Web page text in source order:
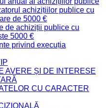
achizițiilor publice cu
de 5000 €
de achiziții publice cu
5000 €
privind execuția
AVERE ȘI DE INTERESE
CU CARACTER